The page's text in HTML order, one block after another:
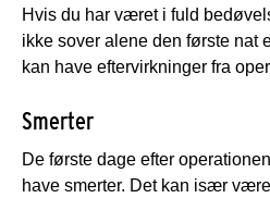
Hvis du har været i fuld
ikke sover alene den første nat
kan have eftervirkninger fra
Smerter
De første dage efter
have smerter. Det kan især